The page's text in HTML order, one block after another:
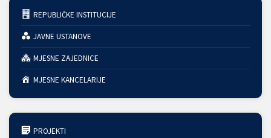
REPUBLIČKE INSTITUCIJE
JAVNE USTANOVE
MJESNE ZAJEDNICE
MJESNE KANCELARIJE
PROJEKTI